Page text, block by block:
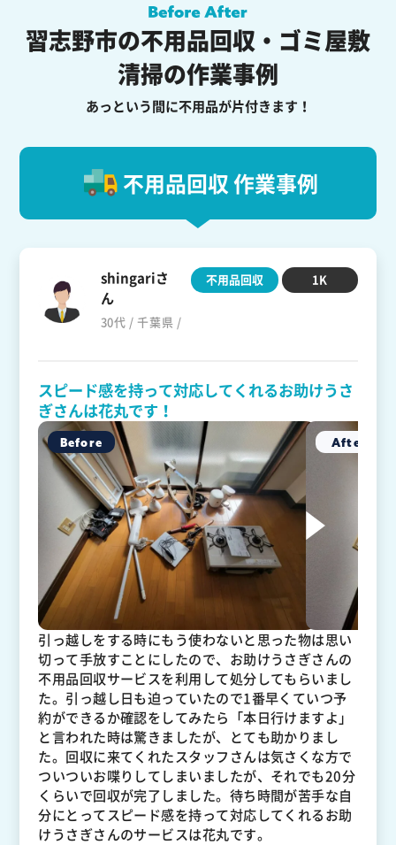
習志野市の不用品回収・ゴミ屋敷
清掃の作業事例
あっという間に不用品が片付きます！
不用品回収 作業事例
shingariさ
ん
30代 / 千葉県 /
不用品回収 1K
スピード感を持って対応してくれるお助けうさ
ぎさんは花丸です！
引っ越しをする時にもう使わないと思った物は思い
切って手放すことにしたので、お助けうさぎさんの
不用品回収サービスを利用して処分してもらいまし
た。引っ越し日も迫っていたので1番早くていつ予
約ができるか確認をしてみたら「本日行けますよ」
と言われた時は驚きましたが、とても助かりまし
た。回収に来てくれたスタッフさんは気さくな方で
ついついお喋りしてしまいましたが、それでも20分
くらいで回収が完了しました。待ち時間が苦手な自
分にとってスピード感を持って対応してくれるお助
けうさぎさんのサービスは花丸です。